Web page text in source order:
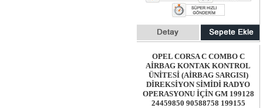
OPEL CORSA C COMBO C
AİRBAG KONTAK KONTROL
ÜNİTESİ (AİRBAG SARGISI)
DİREKSİYON SİMİDİ RADYO
OPERASYONU İÇİN GM 199128
24459850 90588758 199155